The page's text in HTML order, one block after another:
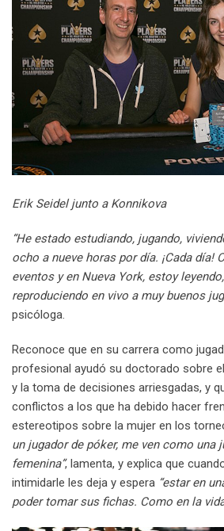
Erik Seidel junto a Konnikova
“He estado estudiando, jugando,
ocho a nueve horas por día. ¡Cada día!
eventos y en Nueva York, estoy
reproduciendo en vivo a muy buenos
psicóloga.
Reconoce que en su carrera como
profesional ayudó su doctorado sobre
y la toma de decisiones arriesgadas, y
conflictos a los que ha debido hacer
estereotipos sobre la mujer en los
un jugador de póker, me ven como una
femenina”, lamenta, y explica que
intimidarle les deja y espera “estar en
poder tomar sus fichas. Como en la